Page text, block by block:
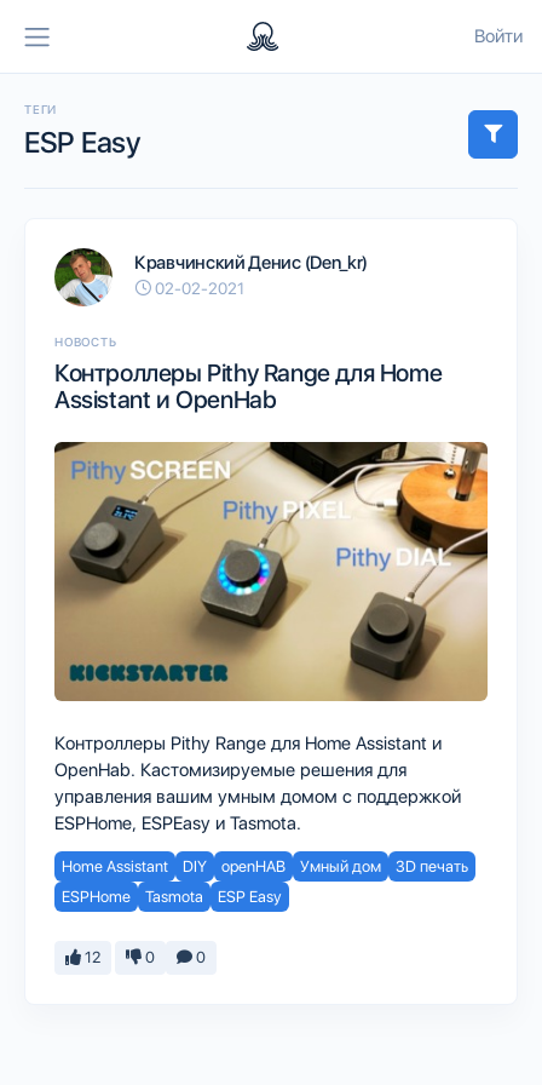
Войти
ТЕГИ
ESP Easy
Кравчинский Денис (Den_kr)
02-02-2021
НОВОСТЬ
Контроллеры Pithy Range для Home
Assistant и OpenHab
Контроллеры Pithy Range для Home Assistant и
OpenHab. Кастомизируемые решения для
управления вашим умным домом с поддержкой
ESPHome, ESPEasy и Tasmota.
Home Assistant DIY openHAB Умный дом
3D печать
ESPHome
Tasmota ESP Easy
12 0 0